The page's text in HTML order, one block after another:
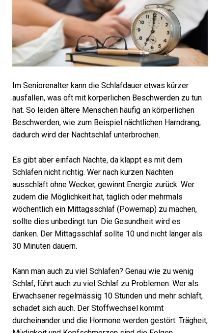
Im Seniorenalter kann die Schlafdauer etwas kürzer
ausfallen, was oft mit körperlichen Beschwerden zu tun
hat. So leiden ältere Menschen häufig an körperlichen
Beschwerden, wie zum Beispiel nächtlichen Harndrang,
dadurch wird der Nachtschlaf unterbrochen.
Es gibt aber einfach Nächte, da klappt es mit dem
Schlafen nicht richtig. Wer nach kurzen Nächten
ausschläft ohne Wecker, gewinnt Energie zurück. Wer
zudem die Möglichkeit hat, täglich oder mehrmals
wöchentlich ein Mittagsschlaf (Powernap) zu machen,
sollte dies unbedingt tun. Die Gesundheit wird es
danken. Der Mittagsschlaf sollte 10 und nicht länger als
30 Minuten dauern.
Kann man auch zu viel Schlafen? Genau wie zu wenig
Schlaf, führt auch zu viel Schlaf zu Problemen. Wer als
Erwachsener regelmässig 10 Stunden und mehr schläft,
schadet sich auch. Der Stoffwechsel kommt
durcheinander und die Hormone werden gestört. Trägheit,